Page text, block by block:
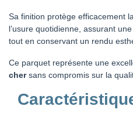
Sa finition protège efficacement
l’usure quotidienne, assurant
tout en conservant un rendu
Ce parquet représente une
chersans compromis sur la